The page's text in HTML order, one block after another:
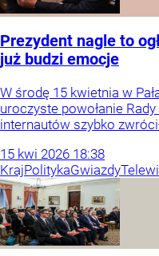
Prezydent nagle to
już budzi emocje
W środę 15 kwietnia w
uroczyste powołanie
internautów szybko
15 kwi 2026 18:38
KrajPolitykaGwiazdy